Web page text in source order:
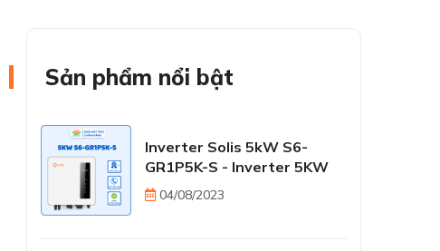
Sản phẩm nổi bật
Inverter Solis 5kW S6-
GR1P5K-S - Inverter 5KW
04/08/2023